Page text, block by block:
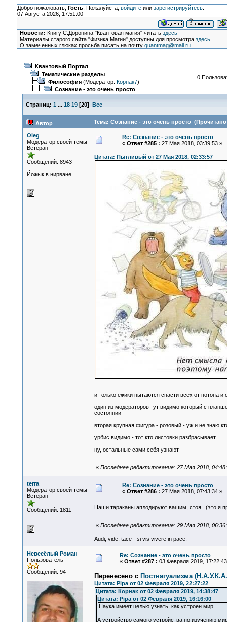
Добро пожаловать, Гость. Пожалуйста, войдитеили зарегистрируйтесь.
07 Августа 2026, 17:51:00
Новости: Книгу С.Доронина "Квантовая магия" читатьздесь
Материалы старого сайта "Физика Магии" доступны для просмотраздесь
О замеченных глюках просьба писать на почтуquantmag@mail.ru
Квантовый Портал
Тематические разделы
Философия(Модератор: Корнак7)
Сознание - это очень просто
0
Страниц: 1 ... 18 19[20] Все
Автор Тема: Сознание - это очень просто (Прочитано
Oleg
Модератор своей темы
Ветеран
Сообщений: 8943
Йожык в нирване
Re: Сознание - это очень просто
« Ответ #285 : 27 Мая 2018, 03:39:53 »
Цитата: Пытливый от 27 Мая 2018, 02:33:57
и только ёжики пытаются спасти всех от потопа и
один из модераторов тут видимо который с
состоянии
вторая крупная фигура - розовый - уж и не знаю
урбис видимо - тот кто листовки разбрасывает
ну, остальные сами себя узнают
« Последнее редактирование: 27 Мая 2018,
terra
Модератор своей темы
Ветеран
Сообщений: 1811
Re: Сознание - это очень просто
« Ответ #286 : 27 Мая 2018, 07:43:34 »
Наши тараканы аплодируют вашим, стоя . (это я
« Последнее редактирование: 29 Мая 2018,
Audi, vide, tace - si vis vivere in pace.
Невесёлый Роман
Пользователь
Сообщений: 94
Re: Сознание - это очень просто
« Ответ #287 : 03 Февраля 2019,
Перенесено с Постнагуализма (Н.А.У.К.А.
Цитата: Pipa от 02 Февраля 2019, 22:27:22
Цитата: Корнак от 02 Февраля 2019, 14:38:47
Цитата: Pipa от 02 Февраля 2019, 16:16:00
Наука имеет целью узнать, как устроен мир.
А устройство самого устройства по изучению